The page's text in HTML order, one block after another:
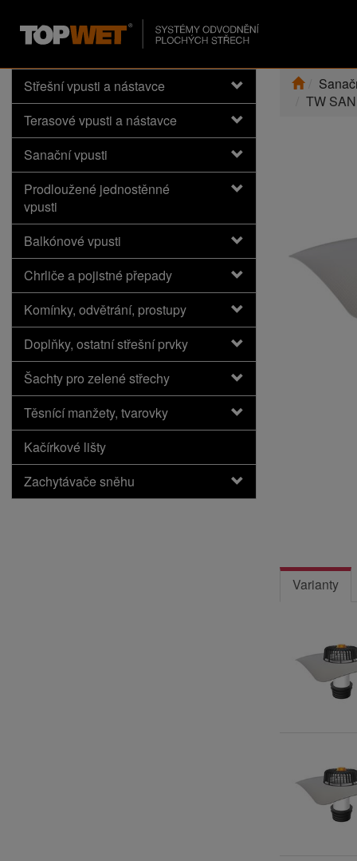
Střešní vpusti a nástavce
Terasové vpusti a nástavce
Sanační vpusti
Prodloužené jednostěnné
vpusti
Balkónové vpusti
Chrliče a pojistné přepady
Komínky, odvětrání, prostupy
Doplňky, ostatní střešní prvky
Šachty pro zelené střechy
Těsnící manžety, tvarovky
Kačírkové lišty
Zachytávače sněhu
TW
Varianty